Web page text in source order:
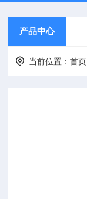
产品中心
当前位置：首页